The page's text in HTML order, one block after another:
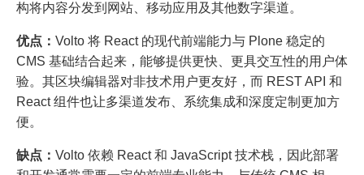
构将内容分发到网站、移动应用及其他数字渠道。
优点： Volto 将 React 的现代前端能力与 Plone 稳定的
CMS 基础结合起来，能够提供更快、更具交互性的用户体
验。其区块编辑器对非技术用户更友好，而 REST API 和
React 组件也让多渠道发布、系统集成和深度定制更加方
便。
缺点： Volto 依赖 React 和 JavaScript 技术栈，因此部署